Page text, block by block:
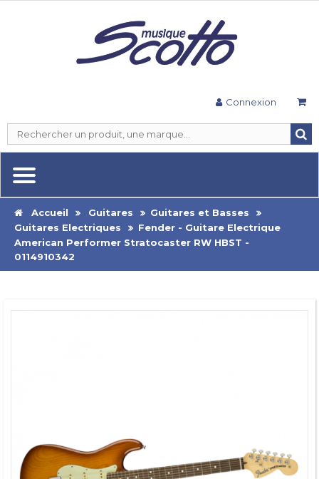
Connexion
Accueil Guitares
Guitares et Basses
Guitares Electriques
Fender - Guitare Electrique
American Performer Stratocaster RW HBST -
0114910342